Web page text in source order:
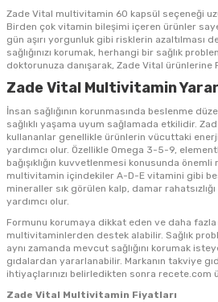
Zade Vital multivitamin 60 kapsül seçeneği
Birden çok vitamin bileşimi içeren ürünler
gün aşırı yorgunluk gibi risklerin azaltılması
sağlığınızı korumak, herhangi bir sağlık
doktorunuza danışarak, Zade Vital ürünlerine
Zade Vital Multivitamin
İnsan sağlığının korunmasında beslenme
sağlıklı yaşama uyum sağlamada etkilidir.
kullananlar genellikle ürünlerin vücuttaki
yardımcı olur. Özellikle Omega 3-5-9,
bağışıklığın kuvvetlenmesi konusunda
multivitamin içindekiler A-D-E vitamini gibi
mineraller sık görülen kalp, damar
yardımcı olur.
Formunu korumaya dikkat eden ve daha
multivitaminlerden destek alabilir. Sağlık
aynı zamanda mevcut sağlığını korumak
gıdalardan yararlanabilir. Markanın takviye
ihtiyaçlarınızı belirledikten sonra recete.com
Zade Vital Multivitamin Fiyatları